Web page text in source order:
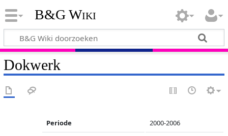
B&G Wiki
Dokwerk
Periode 2000-2006